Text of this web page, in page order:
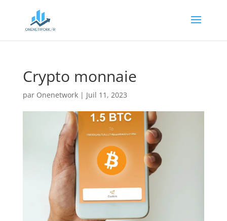
Crypto monnaie
par Onenetwork| Juil 11, 2023